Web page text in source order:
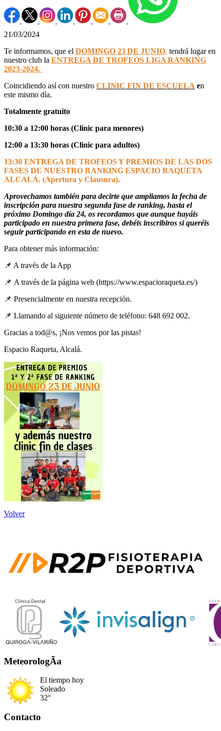
21/03/2024
Te informamos, que el DOMINGO 23 DE JUNIO, tendrá lugar en
nuestro club la ENTREGA DE TROFEOS LIGA RANKING
2023-2024.
Coincidiendo así con nuestro CLINIC FIN DE ESCUELA en
este mismo día.
Totalmente gratuito
10:30 a 12:00 horas (Clinic para menores)
12:00 a 13:30 horas (Clinic para adultos)
13:30 ENTREGA DE TROFEOS Y PREMIOS DE LAS DOS
FASES DE NUESTRO RANKING ESPACIO RAQUETA
ALCALÁ. (Apertura y Clausura).
Aprovechamos también para decirte que ampliamos la fecha de
inscripción para nuestra segunda fase de ranking, hasta el
próximo Domingo día 24, os recordamos que aunque hayáis
participado en nuestra primera fase, debéis inscribiros si queréis
seguir participando en esta de nuevo.
Para obtener más información:
📌 A través de la App
📌 A través de la página web (https://www.espacioraqueta.es/)
📌 Presencialmente en nuestra recepción.
📌 Llamando al siguiente número de teléfono: 648 692 002.
Gracias a tod@s, ¡Nos vemos por las pistas!
Espacio Raqueta, Alcalá.
Volver
MeteorologÃ­a
El tiempo hoy
Soleado
32°
Contacto